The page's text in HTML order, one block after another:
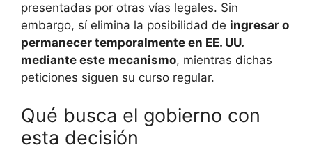
presentadas por otras vías legales. Sin
embargo, sí elimina la posibilidad de ingresar o
permanecer temporalmente en EE. UU.
mediante este mecanismo, mientras dichas
peticiones siguen su curso regular.
Qué busca el gobierno con
esta decisión